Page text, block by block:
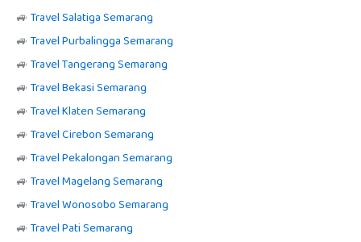
🚙 Travel Salatiga Semarang
🚙 Travel Purbalingga Semarang
🚙 Travel Tangerang Semarang
🚙 Travel Bekasi Semarang
🚙 Travel Klaten Semarang
🚙 Travel Cirebon Semarang
🚙 Travel Pekalongan Semarang
🚙 Travel Magelang Semarang
🚙 Travel Wonosobo Semarang
🚙 Travel Pati Semarang